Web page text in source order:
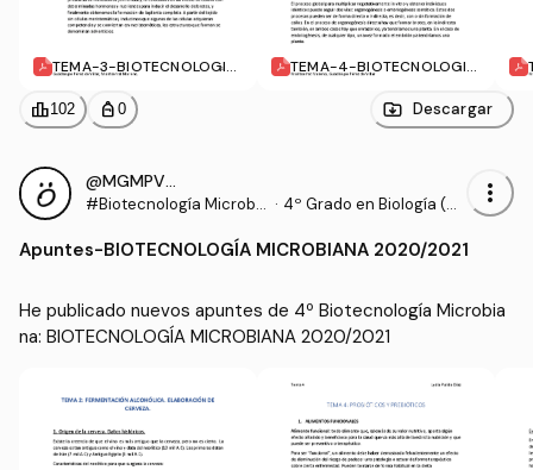
TEMA-3-BIOTECNOLOGIA
TEMA-4-BIOTECNOLOGIA
leaderboard102 personal_bag 0 Descargar
@MGMPV_406948
#Biotecnología Microbia · 4º Grado en Biología (UE
more_vert
Apuntes-BIOTECNOLOGÍA MICROBIANA 2020/2021
He publicado nuevos apuntes de 4º Biotecnología Microbia
na: BIOTECNOLOGÍA MICROBIANA 2020/2021